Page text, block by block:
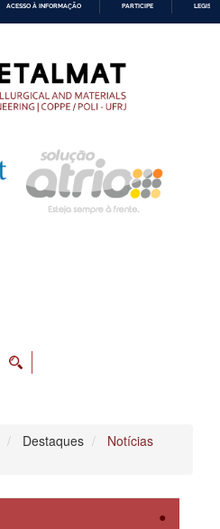
CONTEÚDO
ACESSO À INFORMAÇÃO PARTICIPE
Destaques
Notícias